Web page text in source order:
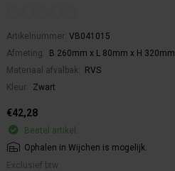
Artikelnummer: VB041015
Afmeting:
B 260mm x L 80mm x H 320mm
Materiaal afvalbak:
RVS
Kleur:
Zwart
€42,28
Bestel artikel.
Ophalen in Wijchen is mogelijk.
Exclusief btw.